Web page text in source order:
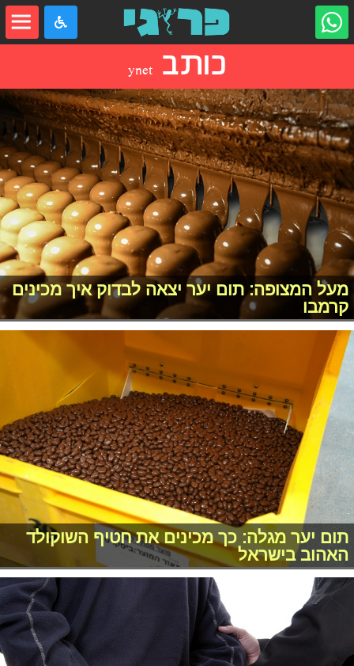
כותבynet
מעל המצופה: תום יער יצאה לבדוק איך מכינים
קרמבו
תום יער מגלה: כך מכינים את חטיף השוקולד
האהוב בישראל